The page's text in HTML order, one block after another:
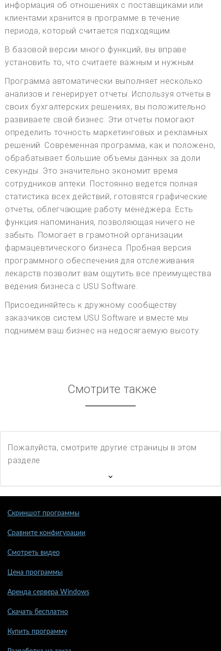
информация об отношениях с поставщиками или
клиентами хранится в программе в течение
периода, который считается подходящим.
В базовой версии много функций, вы вправе
установить то, что считаете важным и нужным.
Программа автоматически выполняет несколько
анализов и генерирует отчеты. Используя отчеты в
своих бухгалтерских решениях, вы положительно
развиваете свой бизнес. Эти отчеты помогают
определить точность маркетинговых и рекламных
решений. Современная программа, как и положено,
обрабатывает большие объемы данных за доли
секунды. Это значительно экономит время
сотрудников аптеки. Постоянно ведется полная
статистика всех действий, готовятся графические
отчеты, облегчающие работу менеджера. Есть
функция напоминания, позволяющая ничего не
забыть. Помогает в грамотной организации
фармацевтического бизнеса. Пробная версия
программного обеспечения для отслеживания
лекарств позволит вам ощутить все преимущества
ведения бизнеса с USU Software.
Присоединяйтесь к дружному сообществу
заказчиков систем USU Software и вместе мы
поднимем ваш бизнес на недосягаемую высоту.
Смотрите также
Пожалуйста, смотрите другие страницы в этом
разделе
Скриншот программы
Сравните конфигурации
Смотреть видео
Цена программы
Аренда сервера Windows
Скачать бесплатно
Купить программу